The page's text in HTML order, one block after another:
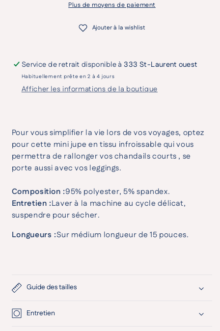
Plus de moyens de paiement
Ajouter à la wishlist
Service de retrait disponible à333 St-Laurent ouest
Habituellement prête en 2 à 4 jours
Afficher les informations de la boutique
Pour vous simplifier la vie lors de vos voyages, optez
pour cette mini jupe en tissu infroissable qui vous
permettra de rallonger vos chandails courts , se
porte aussi avec vos leggings.
Composition :95% polyester, 5% spandex.
Entretien :Laver à la machine au cycle délicat,
suspendre pour sécher.
Longueurs :Sur médium longueur de 15 pouces.
Guide des tailles
Entretien